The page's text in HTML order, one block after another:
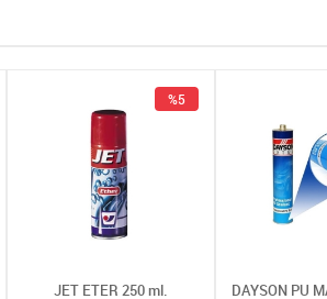
JET ETER 250 ml.
%5
DAYSON PU